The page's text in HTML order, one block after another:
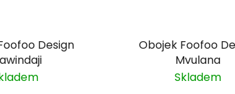
Design
Obojek Foofoo
Mvulana
Skladem